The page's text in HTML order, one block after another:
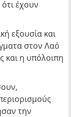
έχουν
εξουσία και
στον Λαό
και η υπόλοιπη
την